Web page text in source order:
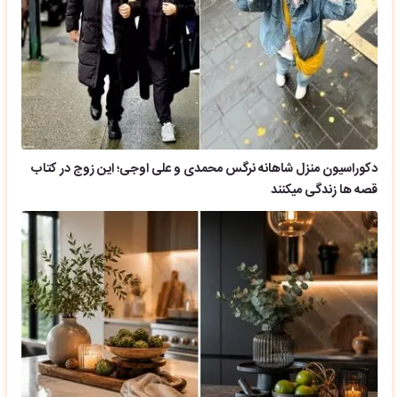
دکوراسیون منزل شاهانه نرگس محمدی و علی اوجی؛ این زوج در کتاب
قصه ها زندگی میکنند